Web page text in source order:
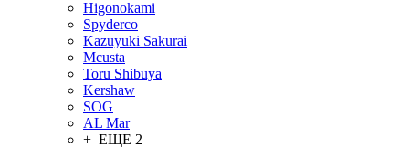
Higonokami
Spyderco
Kazuyuki Sakurai
Mcusta
Toru Shibuya
Kershaw
SOG
AL Mar
+ ЕЩЕ 2